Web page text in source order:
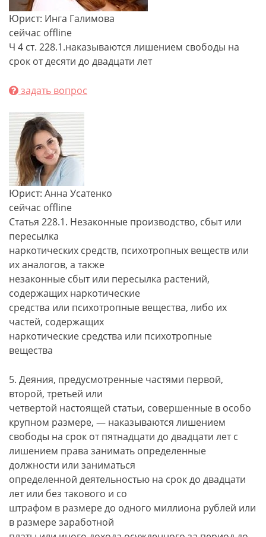
Юрист: Инга Галимова
сейчас offline
Ч 4 ст. 228.1.наказываются лишением свободы на
срок от десяти до двадцати лет
задать вопрос
Юрист: Анна Усатенко
сейчас offline
Статья 228.1. Незаконные производство, сбыт или
пересылка
наркотических средств, психотропных веществ или
их аналогов, а также
незаконные сбыт или пересылка растений,
содержащих наркотические
средства или психотропные вещества, либо их
частей, содержащих
наркотические средства или психотропные
вещества
5. Деяния, предусмотренные частями первой,
второй, третьей или
четвертой настоящей статьи, совершенные в особо
крупном размере, — наказываются лишением
свободы на срок от пятнадцати до двадцати лет с
лишением права занимать определенные
должности или заниматься
определенной деятельностью на срок до двадцати
лет или без такового и со
штрафом в размере до одного миллиона рублей или
в размере заработной